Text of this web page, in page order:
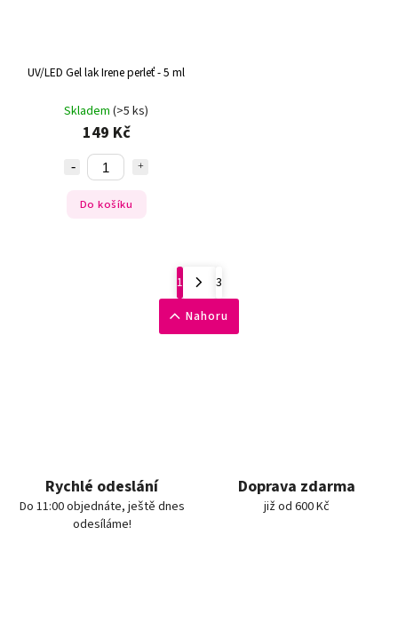
UV/LED Gel lak Irene perleť - 5 ml
Skladem (>5 ks)
149 Kč
Do košíku
1
3
Nahoru
Rychlé odeslání
Do 11:00 objednáte, ještě dnes
odesíláme!
Doprava zdarma
již od 600 Kč